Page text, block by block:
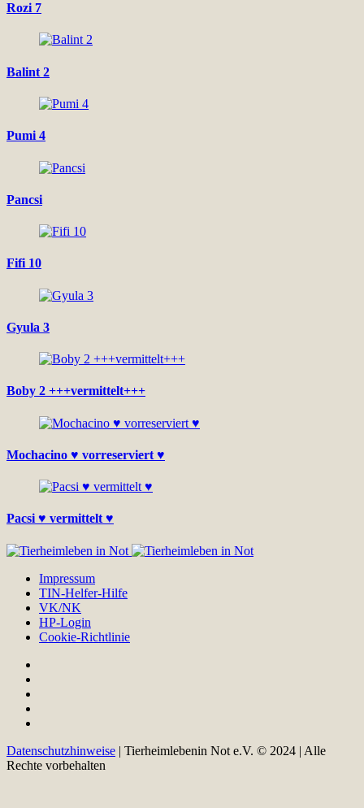
Rozi 7
Balint 2
Pumi 4
Pancsi
Fifi 10
Gyula 3
Boby 2 +++vermittelt+++
Mochacino ♥ vorreserviert ♥
Pacsi ♥ vermittelt ♥
Impressum
TIN-Helfer-Hilfe
VK/NK
HP-Login
Cookie-Richtlinie
Datenschutzhinweise | Tierheimlebenin Not e.V. © 2024 | Alle
Rechte vorbehalten